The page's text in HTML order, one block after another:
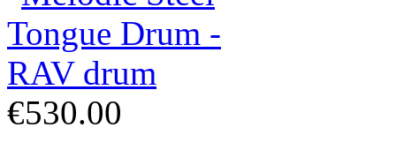
€530.00